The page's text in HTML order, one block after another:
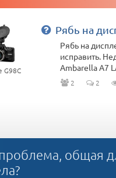
G98C
Рябь на
Рябь на
исправить.
Ambarella A7
2 2
общая